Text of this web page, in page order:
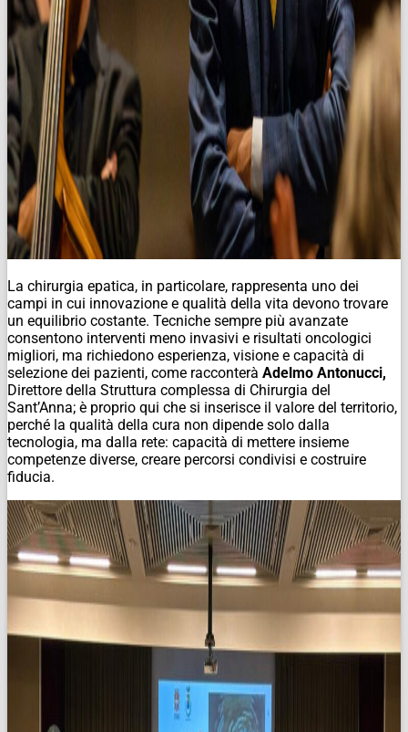
La chirurgia epatica, in particolare, rappresenta uno dei
campi in cui innovazione e qualità della vita devono trovare
un equilibrio costante. Tecniche sempre più avanzate
consentono interventi meno invasivi e risultati oncologici
migliori, ma richiedono esperienza, visione e capacità di
selezione dei pazienti, come racconterà Adelmo Antonucci,
Direttore della Struttura complessa di Chirurgia del
Sant’Anna; è proprio qui che si inserisce il valore del territorio,
perché la qualità della cura non dipende solo dalla
tecnologia, ma dalla rete: capacità di mettere insieme
competenze diverse, creare percorsi condivisi e costruire
fiducia.